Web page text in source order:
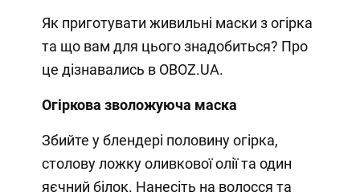
Як приготувати живильні маски з огірка
та що вам для цього знадобиться? Про
це дізнавались в OBOZ.UA.
Огіркова зволожуюча маска
Збийте у блендері половину огірка,
столову ложку оливкової олії та один
яєчний білок. Нанесіть на волосся та